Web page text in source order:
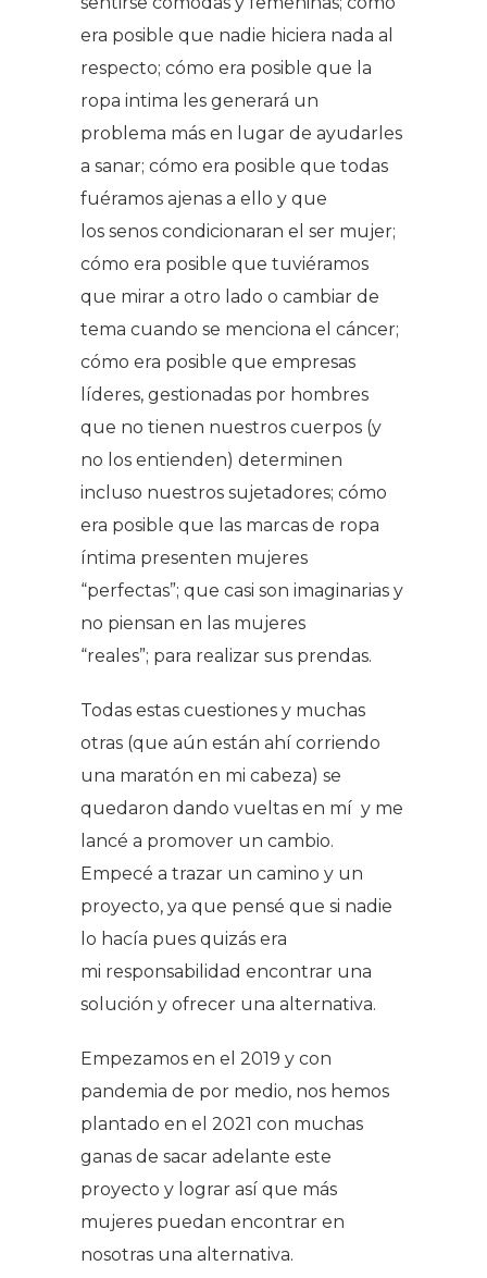
era posible que nadie hiciera nada al
respecto; cómo era posible que la
ropa intima les generará un
problema más en lugar de ayudarles
a sanar; cómo era posible que todas
fuéramos ajenas a ello y que
los senos condicionaran el ser mujer;
cómo era posible que tuviéramos
que mirar a otro lado o cambiar de
tema cuando se menciona el cáncer;
cómo era posible que empresas
líderes, gestionadas por hombres
que no tienen nuestros cuerpos (y
no los entienden) determinen
incluso nuestros sujetadores; cómo
era posible que las marcas de ropa
íntima presenten mujeres
“perfectas”; que casi son imaginarias y
no piensan en las mujeres
“reales”; para realizar sus prendas.
Todas estas cuestiones y muchas
otras (que aún están ahí corriendo
una maratón en mi cabeza) se
quedaron dando vueltas en mí y me
lancé a promover un cambio.
Empecé a trazar un camino y un
proyecto, ya que pensé que si nadie
lo hacía pues quizás era
mi responsabilidad encontrar una
solución y ofrecer una alternativa.
Empezamos en el 2019 y con
pandemia de por medio, nos hemos
plantado en el 2021 con muchas
ganas de sacar adelante este
proyecto y lograr así que más
mujeres puedan encontrar en
nosotras una alternativa.